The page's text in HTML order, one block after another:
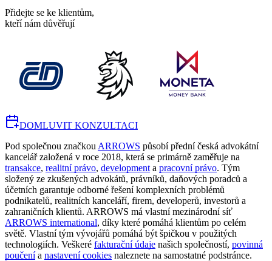
Přidejte se ke klientům,
kteří nám důvěřují
DOMLUVIT KONZULTACI
Pod společnou značkou ARROWS působí přední česká advokátní
kancelář založená v roce 2018, která se primárně zaměřuje na
transakce, realitní právo, development a pracovní právo. Tým
složený ze zkušených advokátů, právníků, daňových poradců a
účetních garantuje odborné řešení komplexních problémů
podnikatelů, realitních kanceláří, firem, developerů, investorů a
zahraničních klientů. ARROWS má vlastní mezinárodní síť
ARROWS international, díky které pomáhá klientům po celém
světě. Vlastní tým vývojářů pomáhá být špičkou v použitých
technologiích. Veškeré fakturační údaje našich společností, povinná
poučenía nastavení cookies naleznete na samostatné podstránce.